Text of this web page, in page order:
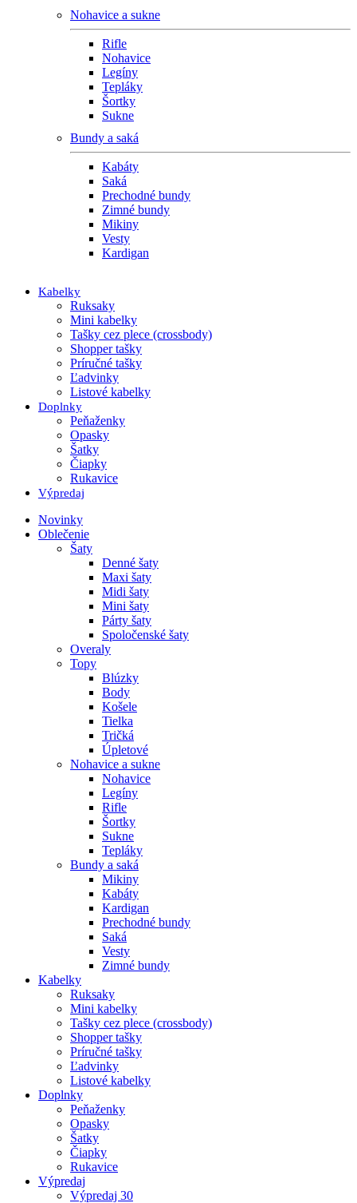
Nohavice a sukne
Rifle
Nohavice
Legíny
Tepláky
Šortky
Sukne
Bundy a saká
Kabáty
Saká
Prechodné bundy
Zimné bundy
Mikiny
Vesty
Kardigan
Kabelky
Ruksaky
Mini kabelky
Tašky cez plece (crossbody)
Shopper tašky
Príručné tašky
Ľadvinky
Listové kabelky
Doplnky
Peňaženky
Opasky
Šatky
Čiapky
Rukavice
Výpredaj
Novinky
Oblečenie
Šaty
Denné šaty
Maxi šaty
Midi šaty
Mini šaty
Párty šaty
Spoločenské šaty
Overaly
Topy
Blúzky
Body
Košele
Tielka
Tričká
Úpletové
Nohavice a sukne
Nohavice
Legíny
Rifle
Šortky
Sukne
Tepláky
Bundy a saká
Mikiny
Kabáty
Kardigan
Prechodné bundy
Saká
Vesty
Zimné bundy
Kabelky
Ruksaky
Mini kabelky
Tašky cez plece (crossbody)
Shopper tašky
Príručné tašky
Ľadvinky
Listové kabelky
Doplnky
Peňaženky
Opasky
Šatky
Čiapky
Rukavice
Výpredaj
Výpredaj 30